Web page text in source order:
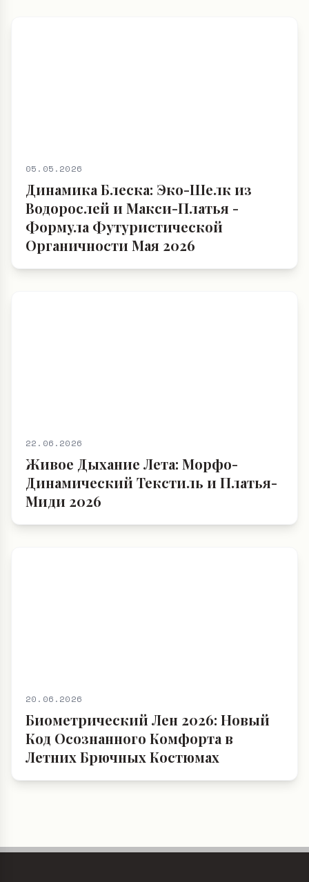
05.05.2026
Динамика Блеска: Эко-Шелк из
Водорослей и Макси-Платья -
Формула Футуристической
Органичности Мая 2026
22.06.2026
Живое Дыхание Лета: Морфо-
Динамический Текстиль и Платья-
Миди 2026
20.06.2026
Биометрический Лен 2026: Новый
Код Осознанного Комфорта в
Летних Брючных Костюмах